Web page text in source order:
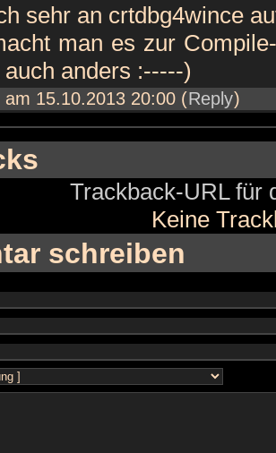
sehr an crtdbg4wince
man es zur
anders :-----)
am 15.10.2013 20:00 (Reply)
Trackback-URL für
Keine
schreiben